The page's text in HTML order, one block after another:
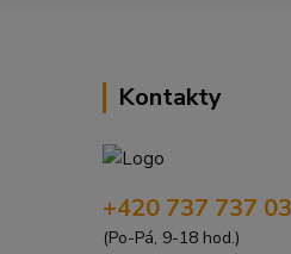
Kontakty
+420 737 737
(Po-Pá, 9-18 hod.)